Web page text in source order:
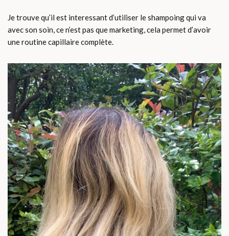
Je trouve qu’il est interessant d’utiliser le shampoing qui va
avec son soin, ce n’est pas que marketing, cela permet d’avoir
une routine capillaire complète.